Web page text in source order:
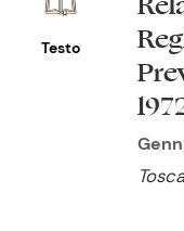
Testo